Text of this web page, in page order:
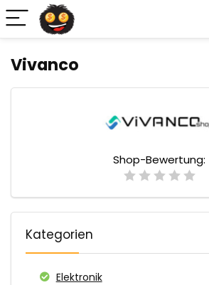
Vivanco
Shop-Bewertung:
Kategorien
Elektronik